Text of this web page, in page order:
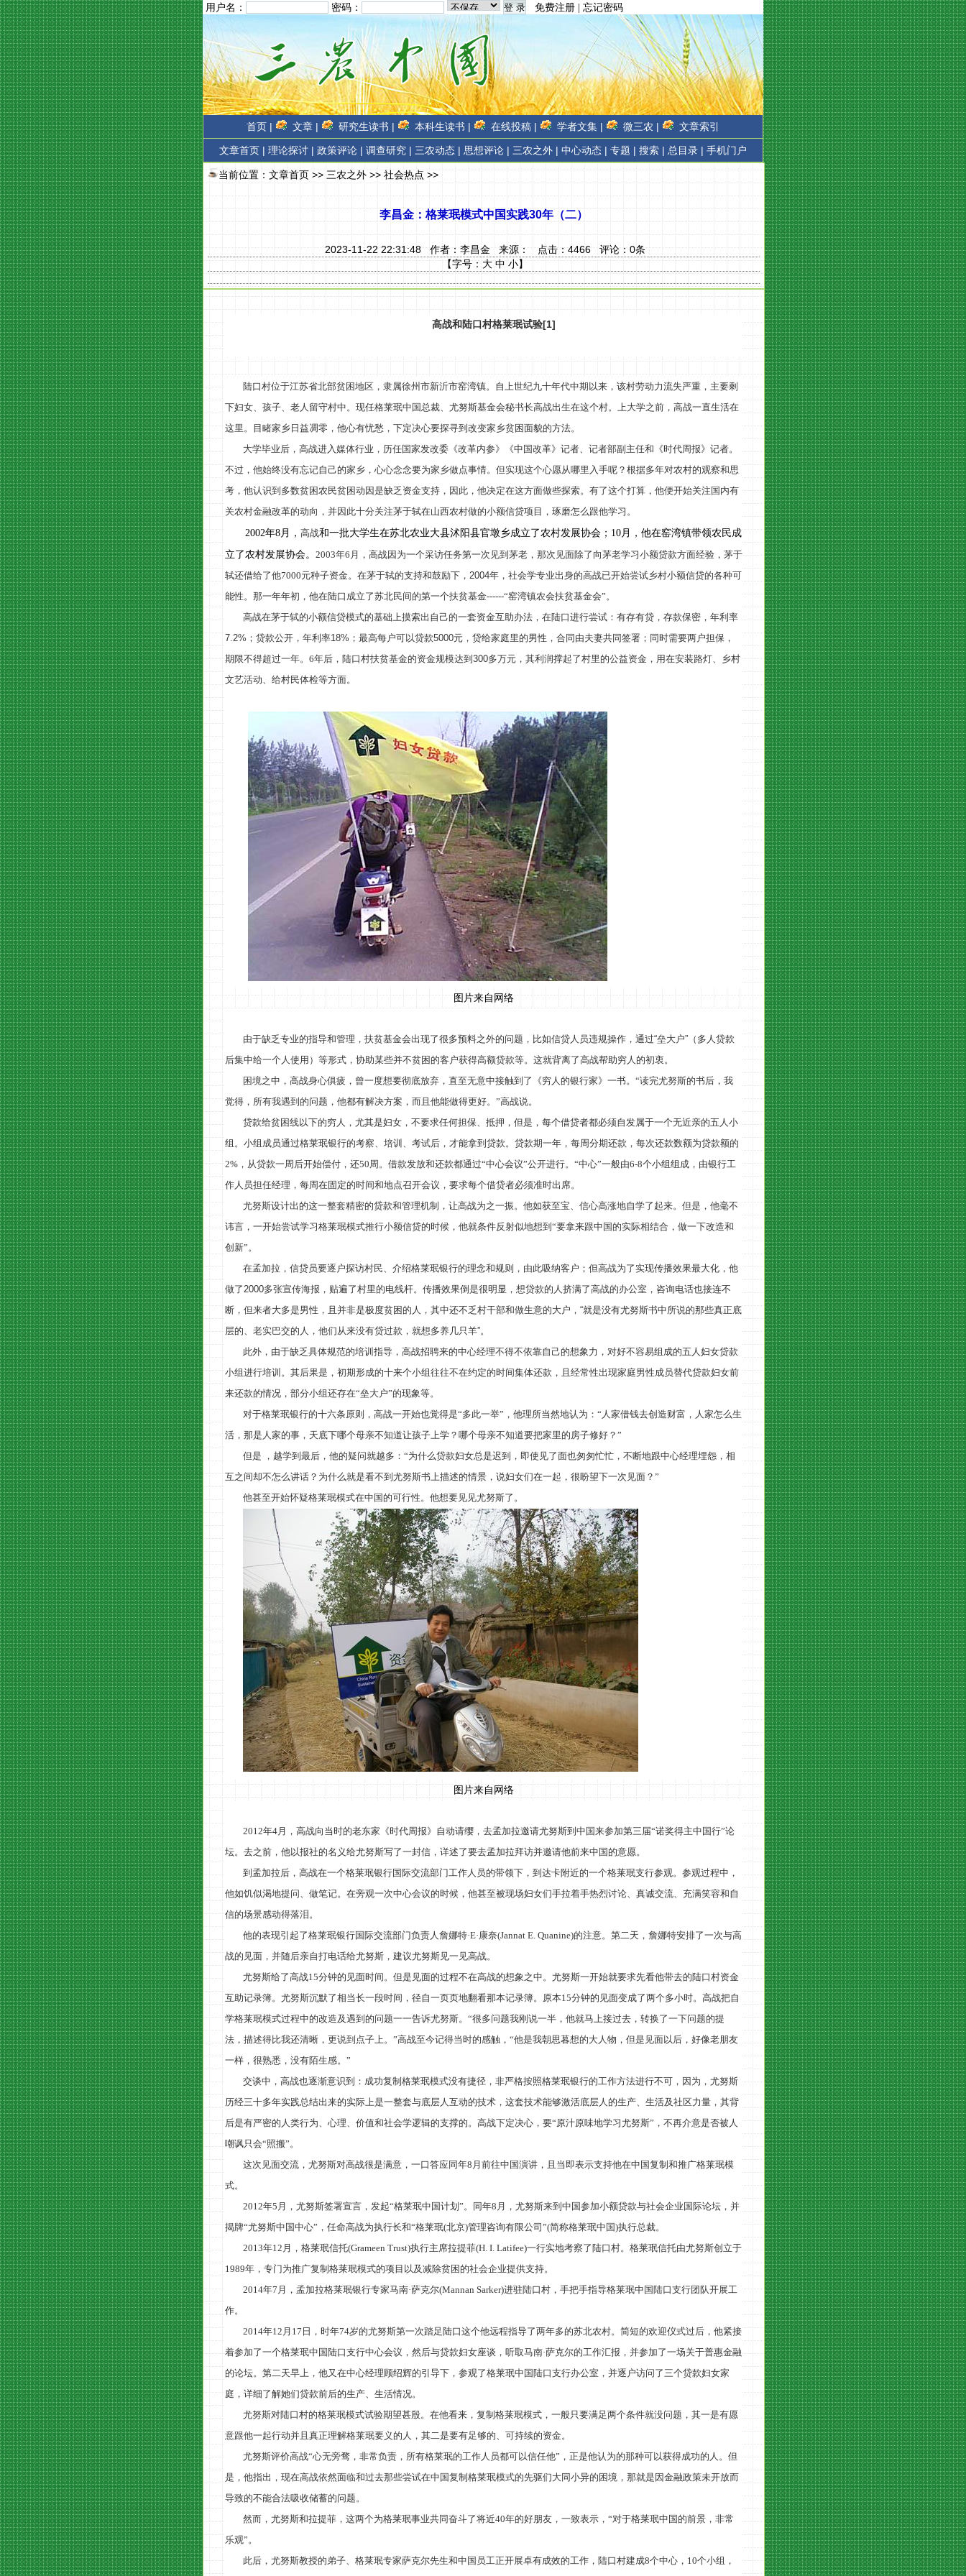
用户名： 密码： 免费注册 忘记密码
首页 | 文章 | 研究生读书 | 本科生读书 | 在线投稿 | 学者文集 | 微三农 | 文章索引
文章首页 | 理论探讨 | 政策评论 | 调查研究 | 三农动态 | 思想评论 | 三农之外 | 中心动态 | 专题 | 搜索 | 总目录 | 手机门户
当前位置： 文章首页 >>三农之外 >> 社会热点 >>
李昌金：格莱珉模式中国实践30年（二）
2023-11-22 22:31:48 作者：李昌金来源：点击：4466 评论：0条
【字号：大 中 小】
高战和陆口村格莱珉试验[1]
陆口村位于江苏省北部贫困地区，隶属徐州市新沂市窑湾镇。自上世纪九十年代中期以来，该村劳动力流失严重，主要剩
下妇女、孩子、老人留守村中。现任格莱珉中国总裁、尤努斯基金会秘书长高战出生在这个村。上大学之前，高战一直生活在
这里。目睹家乡日益凋零，他心有忧愁，下定决心要探寻到改变家乡贫困面貌的方法。
大学毕业后， 高战进入媒体行业， 历任国家发改委《改革内参》《中国改革》记者、记者部副主任和《时代周报》记者。
不过 ，他始终没有忘记自己的家乡， 心心念念要为家乡做点事情。 但实现这个心愿从哪里入手呢？根据多年对农村的观察和思
考，他认识到多数贫困农民贫困动因是缺乏资金支持 ，因此，他决定在这方面做些探索。有了这个打算，他便开始关注国内有
关农村金融改革的动向，并因此十分关注茅于轼在山西农村做的小额信贷项目，琢磨怎么跟他学习。
2002年8月， 高战和一批大学生在苏北农业大县沭阳县官墩乡成立了农村发展协会； 10月，他在窑湾镇带领农民成
立了农村发展协会。 2003年6 月， 高战因为一个采访任务第一次见到茅老，那次见面除了向茅老学习小额贷款方面经验，茅于
轼还借给了他7000元种子资金。在茅于轼的支持和鼓励下， 2004年，社会学专业出身的高战已开始尝试乡村小额信贷的各种可
能性。那一年年初，他在陆口成立了苏北民间的第一个扶贫基金------“窑湾镇农会扶贫基金会”。
高战在茅于轼的小额信贷模式的基础上摸索出自己的一套资金互助办法，在陆口进行尝试：有存有贷，存款保密，年利率
7.2% ；贷款公开，年利率18% ；最高每户可以贷款5000元，贷给家庭里的男性，合同由夫妻共同签署；同时需要两户担保，
期限不得超过一年。 6年后，陆口村扶贫基金的资金规模达到 300多万元，其利润撑起了村里的公益资金，用在安装路灯、乡村
文艺活动、给村民体检等方面。
图片来自网络
由于缺乏专业的指导和管理，扶贫基金会出现了很多预料之外的问题，比如信贷人员违规操作，通过“垒大户” （多人贷款
后集中给一个人使用）等形式，协助某些并不贫困的客户获得高额贷款等。这就背离了高战帮助穷人的初衷。
困境之中，高战身心俱疲，曾一度想要彻底放弃，直至无意中接触到了《穷人的银行家》一书。“读完尤努斯的书后，我
觉得，所有我遇到的问题，他都有解决方案，而且他能做得更好。”高战说。
贷款给贫困线以下的穷人，尤其是妇女，不要求任何担保、抵押，但是，每个借贷者都必须自发属于一个无近亲的五人小
组。小组成员通过格莱珉银行的考察、培训、考试后，才能拿到贷款。贷款期一年，每周分期还款，每次还款数额为贷款额的
2% ，从贷款一周后开始偿付，还50周。借款发放和还款都通过“中心会议”公开进行。“中心”一般由6-8个小组组成，由银行工
作人员担任经理，每周在固定的时间和地点召开会议，要求每个借贷者必须准时出席。
尤努斯设计出的这一整套精密的贷款和管理机制，让高战为之一振。他如获至宝、信心高涨地自学了起来。但是，他毫不
讳言，一开始尝试学习格莱珉模式推行小额信贷的时候，他就条件反射似地想到 “要拿来跟中国的实际相结合，做一下改造和
创新”。
在孟加拉，信贷员要逐户探访村民、介绍格莱珉银行的理念和规则，由此吸纳客户；但高战为了实现传播效果最大化，他
做了2000多张宣传海报，贴遍了村里的电线杆。传播效果倒是很明显，想贷款的人挤满了高战的办公室，咨询电话也接连不
断，但来者大多是男性，且并非是极度贫困的人，其中还不乏村干部和做生意的大户， “就是没有尤努斯书中所说的那些真正底
层的、老实巴交的人，他们从来没有贷过款，就想多养几只羊”。
此外，由于缺乏具体规范的培训指导，高战招聘来的中心经理不得不依靠自己的想象力，对好不容易组成的五人妇女贷款
小组进行培训。其后果是，初期形成的十来个小组往往不在约定的时间集体还款，且经常性出现家庭男性成员替代贷款妇女前
来还款的情况，部分小组还存在“垒大户”的现象等。
对于格莱珉银行的十六条原则，高战一开始也觉得是“多此一举”，他理所当然地认为：“人家借钱去创造财富，人家怎么生
活，那是人家的事，天底下哪个母亲不知道让孩子上学？哪个母亲不知道要把家里的房子修好？”
但是 ，越学到最后，他的疑问就越多：“为什么贷款妇女总是迟到，即使见了面也匆匆忙忙，不断地跟中心经理埋怨，相
互之间却不怎么讲话？为什么就是看不到尤努斯书上描述的情景，说妇女们在一起，很盼望下一次见面？”
他甚至开始怀疑格莱珉模式在中国的可行性。他想要见见尤努斯了。
图片来自网络
2012年4月，高战向当时的老东家《时代周报》自动请缨，去孟加拉邀请尤努斯到中国来参加第三届“诺奖得主中国行”论
坛。去之前，他以报社的名义给尤努斯写了一封信，详述了要去孟加拉拜访并邀请他前来中国的意愿。
到孟加拉后，高战在一个格莱珉银行国际交流部门工作人员的带领下，到达卡附近的一个格莱珉支行参观。参观过程中，
他如饥似渴地提问、做笔记。在旁观一次中心会议的时候，他甚至被现场妇女们手拉着手热烈讨论、真诚交流、充满笑容和自
信的场景感动得落泪。
他的表现引起了格莱珉银行国际交流部门负责人詹娜特·E·康奈(Jannat E. Quanine)的注意。第二天，詹娜特安排了一次与高
战的见面，并随后亲自打电话给尤努斯，建议尤努斯见一见高战。
尤努斯给了高战15分钟的见面时间。但是见面的过程不在高战的想象之中。尤努斯一开始就要求先看他带去的陆口村资金
互助记录簿。尤努斯沉默了相当长一段时间，径自一页页地翻看那本记录簿。原本15分钟的见面变成了两个多小时。高战把自
学格莱珉模式过程中的改造及遇到的问题一一告诉尤努斯。“很多问题我刚说一半，他就马上接过去，转换了一下问题的提
法，描述得比我还清晰，更说到点子上。”高战至今记得当时的感触，“他是我朝思暮想的大人物，但是见面以后，好像老朋友
一样，很熟悉，没有陌生感。”
交谈中，高战也逐渐意识到：成功复制格莱珉模式没有捷径，非严格按照格莱珉银行的工作方法进行不可，因为，尤努斯
历经三十多年实践总结出来的实际上是一整套与底层人互动的技术，这套技术能够激活底层人的生产、生活及社区力量，其背
后是有严密的人类行为、心理、价值和社会学逻辑的支撑的。高战下定决心，要“原汁原味地学习尤努斯”，不再介意是否被人
嘲讽只会“照搬”。
这次见面交流，尤努斯对高战很是满意，一口答应同年8 月前往中国演讲，且当即表示支持他在中国复制和推广格莱珉模
式。
2012年5 月，尤努斯签署宣言，发起“格莱珉中国计划”。同年8 月，尤努斯来到中国参加小额贷款与社会企业国际论坛，并
揭牌“尤努斯中国中心”，任命高战为执行长和“格莱珉(北京)管理咨询有限公司”(简称格莱珉中国)执行总裁。
2013年12 月，格莱珉信托(Grameen Trust)执行主席拉提菲(H. I. Latifee)一行实地考察了陆口村。格莱珉信托由尤努斯创立于
1989年，专门为推广复制格莱珉模式的项目以及减除贫困的社会企业提供支持。
2014年7 月，孟加拉格莱珉银行专家马南·萨克尔(Mannan Sarker)进驻陆口村，手把手指导格莱珉中国陆口支行团队开展工
作。
2014年12 月 17 日，时年74岁的尤努斯第一次踏足陆口这个他远程指导了两年多的苏北农村。简短的欢迎仪式过后，他紧接
着参加了一个格莱珉中国陆口支行中心会议，然后与贷款妇女座谈，听取马南·萨克尔的工作汇报，并参加了一场关于普惠金融
的论坛。第二天早上，他又在中心经理顾绍辉的引导下，参观了格莱珉中国陆口支行办公室，并逐户访问了三个贷款妇女家
庭，详细了解她们贷款前后的生产、生活情况。
尤努斯对陆口村的格莱珉模式试验期望甚殷。在他看来，复制格莱珉模式，一般只要满足两个条件就没问题，其一是有愿
意跟他一起行动并且真正理解格莱珉要义的人，其二是要有足够的、可持续的资金。
尤努斯评价高战“心无旁骛，非常负责，所有格莱珉的工作人员都可以信任他”，正是他认为的那种可以获得成功的人。但
是，他指出，现在高战依然面临和过去那些尝试在中国复制格莱珉模式的先驱们大同小异的困境，那就是因金融政策未开放而
导致的不能合法吸收储蓄的问题。
然而，尤努斯和拉提菲，这两个为格莱珉事业共同奋斗了将近40年的好朋友，一致表示，“对于格莱珉中国的前景，非常
乐观”。
此后，尤努斯教授的弟子、格莱珉专家萨克尔先生和中国员工正开展卓有成效的工作，陆口村建成8个中心， 10个小组，